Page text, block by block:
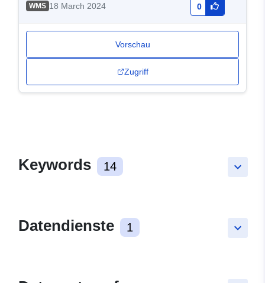
WMS 18 March 2024 0
Vorschau
Zugriff
keyboard_arrow_down
Keywords 14
keyboard_arrow_down
Datendienste 1